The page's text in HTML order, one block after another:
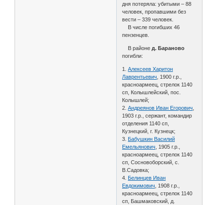
дня потеряла: убитыми – 88
человек, пропавшими без
вести – 339 человек.
В числе погибших 46
пензенцев.
В районе д. Бараново
погибли:
1.Алексеев Харитон
Лаврентьевич , 1900 г.р.,
красноармеец, стрелок 1140
сп, Колышлейский, пос.
Колышлей;
2.Андреянов Иван Егорович
1903 г.р., сержант, командир
отделения 1140 сп,
Кузнецкий, г. Кузнецк;
3.
Бабушкин Василий
Емельянович , 1905 г.р.,
красноармеец, стрелок 1140
сп, Сосновоборский, с.
В.Садовка;
4.
Белинцев Иван
Евдокимович , 1908 г.р.,
красноармеец, стрелок 1140
сп, Башмаковский, д.